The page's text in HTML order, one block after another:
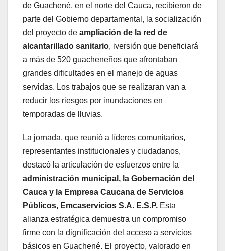
de Guachené, en el norte del Cauca, recibieron de
parte del Gobierno departamental, la socialización
del proyecto de ampliación de la red de
alcantarillado sanitario, iversión que beneficiará
a más de 520 guacheneños que afrontaban
grandes dificultades en el manejo de aguas
servidas. Los trabajos que se realizaran van a
reducir los riesgos por inundaciones en
temporadas de lluvias.
La jornada, que reunió a líderes comunitarios,
representantes institucionales y ciudadanos,
destacó la articulación de esfuerzos entre la
administración municipal, la Gobernación del
Cauca y la Empresa Caucana de Servicios
Públicos, Emcaservicios S.A. E.S.P. Esta
alianza estratégica demuestra un compromiso
firme con la dignificación del acceso a servicios
básicos en Guachené. El proyecto, valorado en